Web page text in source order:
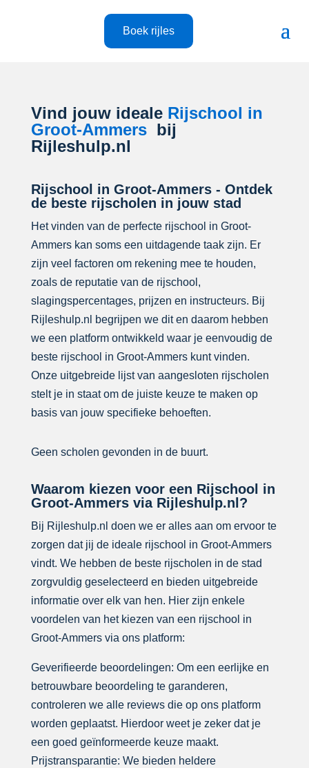
Boek rijles
Vind jouw ideale Rijschool in
Groot-Ammers bij
Rijleshulp.nl
Rijschool in Groot-Ammers - Ontdek
de beste rijscholen in jouw stad
Het vinden van de perfecte rijschool in Groot-
Ammers kan soms een uitdagende taak zijn. Er
zijn veel factoren om rekening mee te houden,
zoals de reputatie van de rijschool,
slagingspercentages, prijzen en instructeurs. Bij
Rijleshulp.nl begrijpen we dit en daarom hebben
we een platform ontwikkeld waar je eenvoudig de
beste rijschool in Groot-Ammers kunt vinden.
Onze uitgebreide lijst van aangesloten rijscholen
stelt je in staat om de juiste keuze te maken op
basis van jouw specifieke behoeften.
Geen scholen gevonden in de buurt.
Waarom kiezen voor een Rijschool in
Groot-Ammers via Rijleshulp.nl?
Bij Rijleshulp.nl doen we er alles aan om ervoor te
zorgen dat jij de ideale rijschool in Groot-Ammers
vindt. We hebben de beste rijscholen in de stad
zorgvuldig geselecteerd en bieden uitgebreide
informatie over elk van hen. Hier zijn enkele
voordelen van het kiezen van een rijschool in
Groot-Ammers via ons platform:
Geverifieerde beoordelingen: Om een eerlijke en
betrouwbare beoordeling te garanderen,
controleren we alle reviews die op ons platform
worden geplaatst. Hierdoor weet je zeker dat je
een goed geïnformeerde keuze maakt.
Prijstransparantie: We bieden heldere